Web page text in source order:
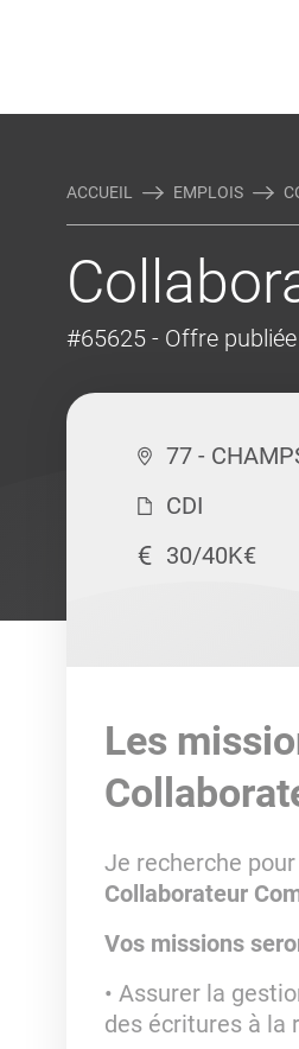
ACCUEIL EMPLOIS
#65625 - Offre
77 -
CDI
30/40K€
Les
Je recherche
Collaborateur
Vos missions
Assurer la
des écritures à la